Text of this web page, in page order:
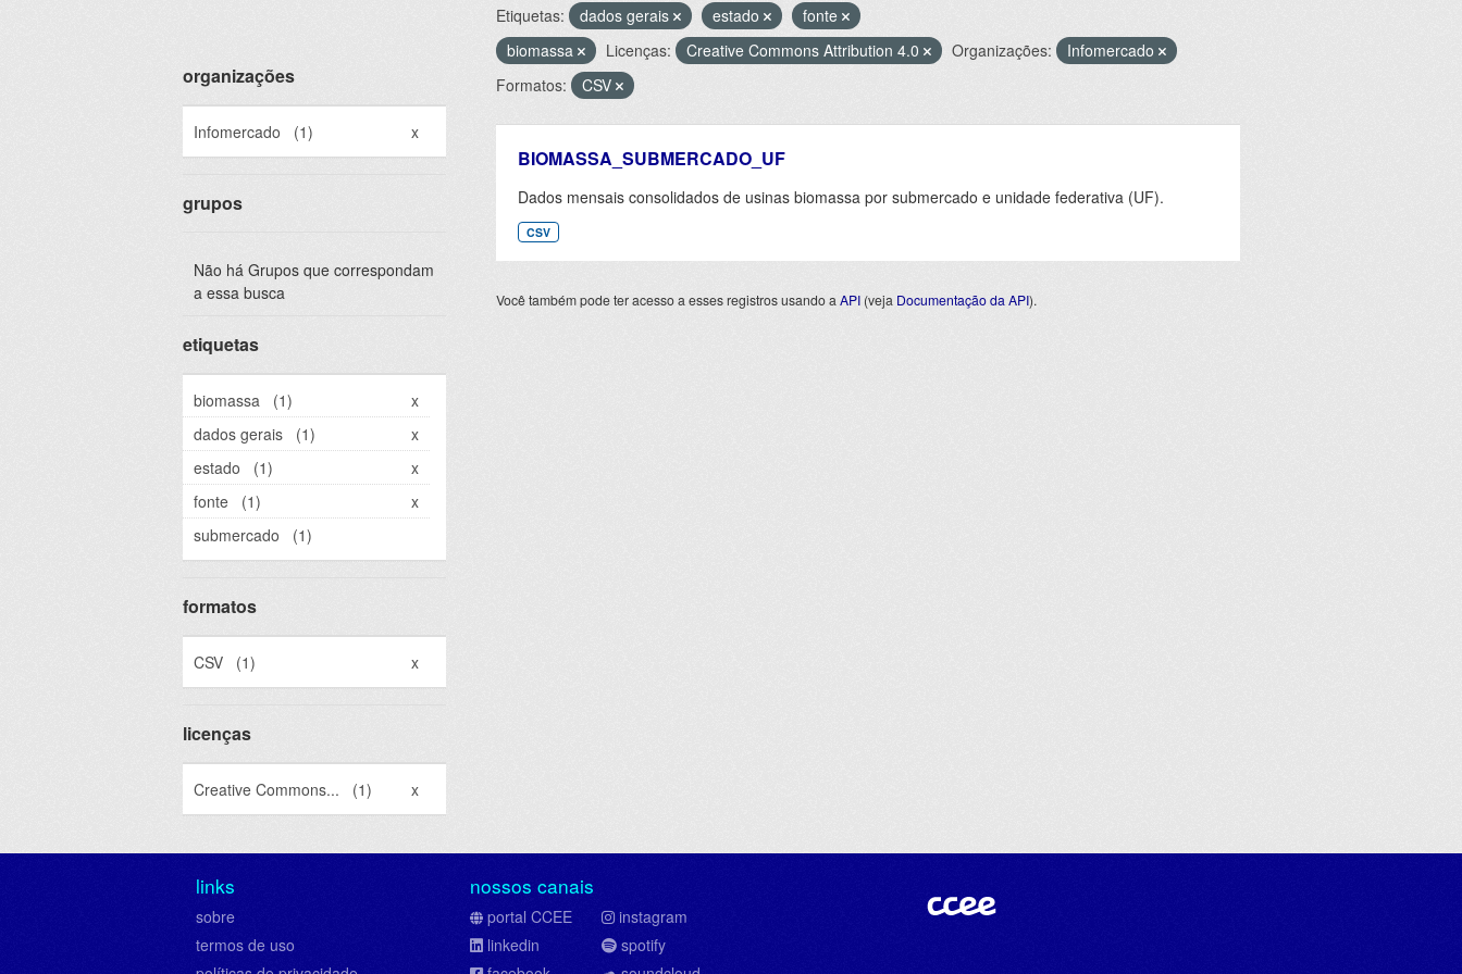
organizações
Infomercado (1) x
grupos
Não há Grupos que correspondam
a essa busca
etiquetas
biomassa (1)
x
dados gerais
(1)
x
estado
(1)
x
fonte
(1)
x
submercado
(1)
formatos
CSV (1) x
licenças
Creative Commons... (1) x
Etiquetas: dados gerais estado
fonte
biomassa
Licenças: Creative Commons Attribution 4.0 Organizações:
Infomercado
Formatos:
CSV
BIOMASSA_SUBMERCADO_UF
Dados mensais consolidados de usinas biomassa por submercado e unidade federativa (UF).
CSV
Você também pode ter acesso a esses registros usando a API (veja Documentação da API).
links
sobre
termos de uso
nossos canais
portal CCEE
linkedin
instagram
spotify